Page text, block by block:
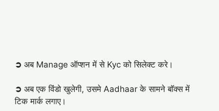
➲ अब Manage ऑप्शन में से Kyc को सिलेक्ट करे।
➲ अब एक विंडो खुलेगी, उसमे Aadhaar के सामने बॉक्स में
टिक मार्क लगाए।